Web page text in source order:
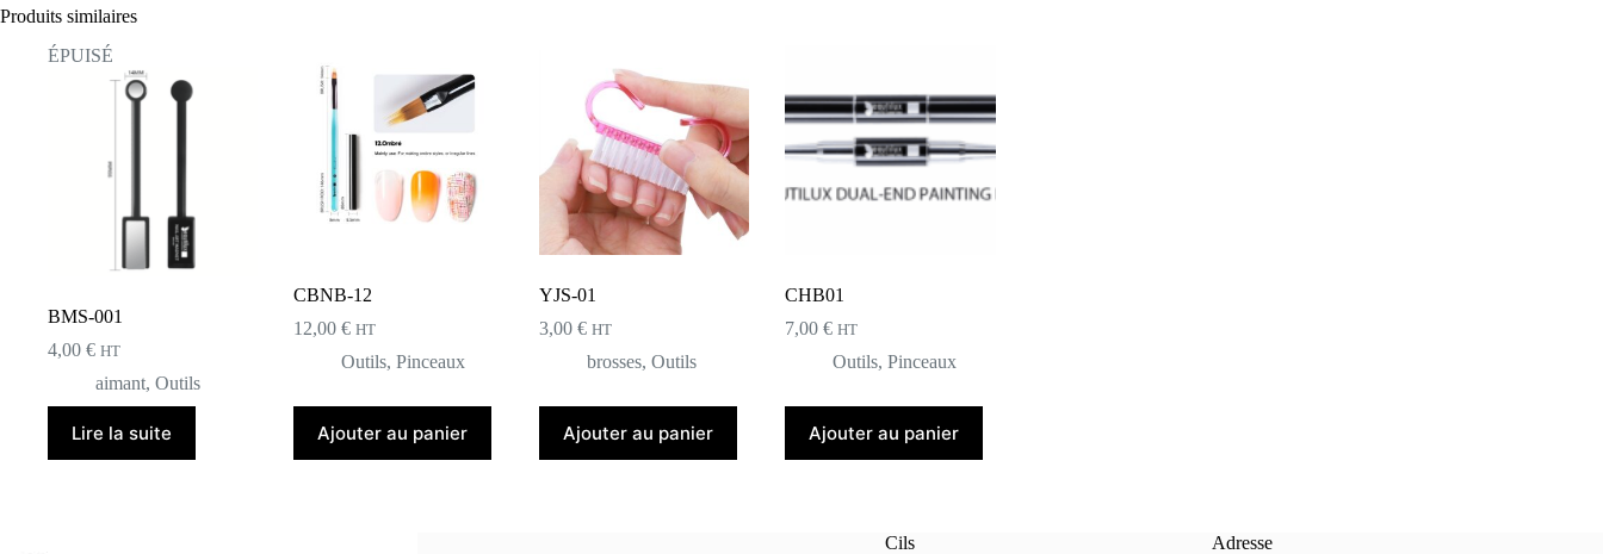
Produits similaires
ÉPUISÉ
BMS-001
4,00 € HT
aimant, Outils
Lire la suite
CBNB-12
12,00€ HT
Outils,Pinceaux
Ajouter au panier
YJS-01
3,00€ HT
brosses,Outils
Ajouter au panier
CHB01
7,00€ HT
Outils,Pinceaux
Ajouter au panier
Cils
Adresse